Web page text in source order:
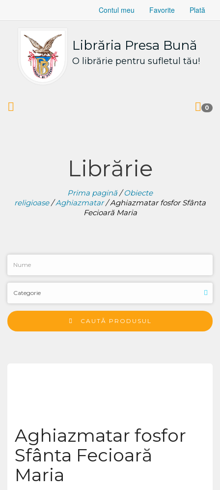
Contul meu Favorite Plată
Librăria Presa Bună
O librărie pentru sufletul tău!
0
Librărie
Prima pagină /Obiecte
religioase/Aghiazmatar/ Aghiazmatar fosfor Sfânta
Fecioară Maria
CAUTĂ PRODUSUL
Aghiazmatar fosfor
Sfânta Fecioară
Maria